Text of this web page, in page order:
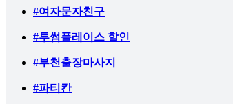
#여자문자친구
#투썸플레이스 할인
#부천출장마사지
#파티칸